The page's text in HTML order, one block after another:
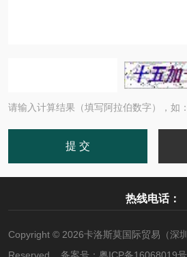
请输入计算结果（填写阿拉伯数字），如
热线电话：
Copyright © 2026卡洛斯莫国际贸易（深